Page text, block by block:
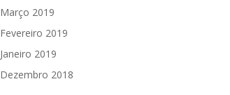
Março 2019
Fevereiro 2019
Janeiro 2019
Dezembro 2018